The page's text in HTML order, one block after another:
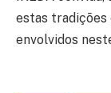
estas tradições
envolvidos